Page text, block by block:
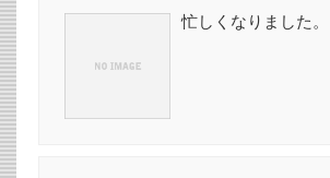
忙しくなりました。